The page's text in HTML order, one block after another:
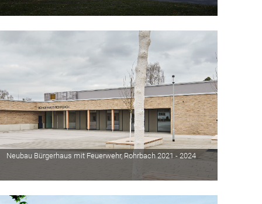
Neubau Bürgerhaus mit Feuerwehr, Rohrbach 2021 - 2024